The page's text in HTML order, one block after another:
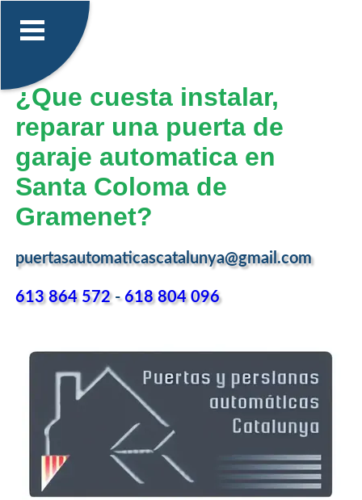
¿Que cuesta instalar,
reparar una puerta de
garaje automatica en
Santa Coloma de
Gramenet?
puertasautomaticascatalunya@gmail.com
613 864 572-618 804 096